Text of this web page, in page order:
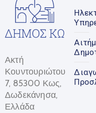
Ακτή
Κουντουριώτου
7, 85300 Κως,
Δωδεκάνησα,
Ελλάδα